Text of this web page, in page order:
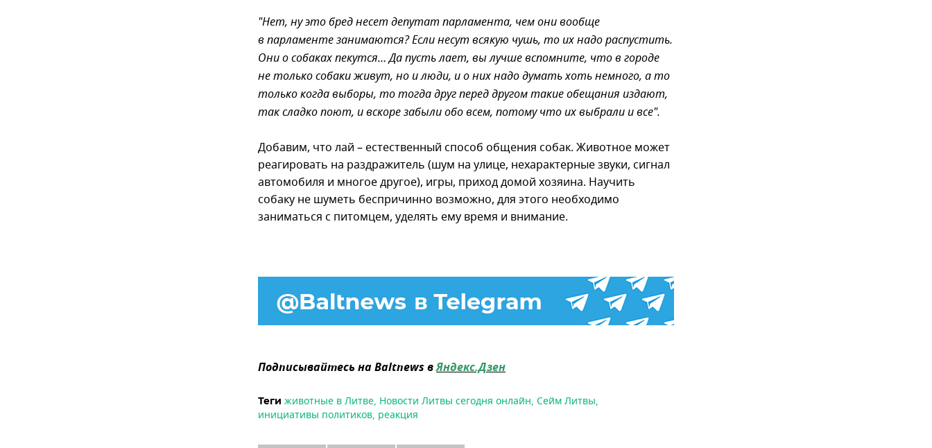
"Нет, ну это бред несет депутат парламента, чем они вообще
в парламенте занимаются? Если несут всякую чушь, то их надо распустить.
Они о собаках пекутся… Да пусть лает, вы лучше вспомните, что в городе
не только собаки живут, но и люди, и о них надо думать хоть немного, а то
только когда выборы, то тогда друг перед другом такие обещания издают,
так сладко поют, и вскоре забыли обо всем, потому что их выбрали и все".
Добавим, что лай – естественный способ общения собак. Животное может
реагировать на раздражитель (шум на улице, нехарактерные звуки, сигнал
автомобиля и многое другое), игры, приход домой хозяина. Научить
собаку не шуметь беспричинно возможно, для этого необходимо
заниматься с питомцем, уделять ему время и внимание.
Подписывайтесь на Baltnews вЯндекс.Дзен
Теги животные в Литве, Новости Литвы сегодня онлайн, Сейм Литвы,
инициативы политиков, реакция